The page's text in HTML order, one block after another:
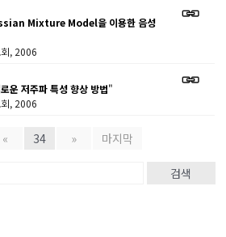
Mixture Model을 이용한 음성
, 2006
운 저주파 특성 향상 방법"
, 2006
« 34 » 마지막
검색